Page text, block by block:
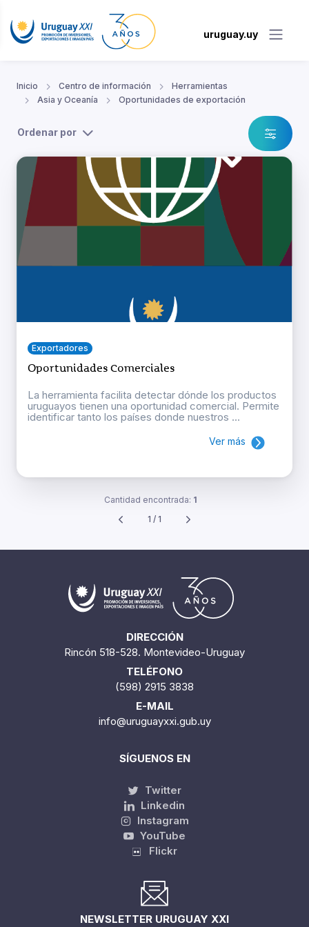
uruguay.uy
Inicio Centro de información
Herramientas
Asia y Oceanía
Oportunidades de exportación
Ordenar por
Exportadores
Oportunidades Comerciales
La herramienta facilita detectar dónde los productos
uruguayos tienen una oportunidad comercial. Permite
identificar tanto los países donde nuestros ...
Ver más
Cantidad encontrada: 1
1 / 1
DIRECCIÓN
Rincón 518-528. Montevideo-Uruguay
TELÉFONO
(598) 2915 3838
E-MAIL
info@uruguayxxi.gub.uy
SÍGUENOS EN
Twitter
Linkedin
Instagram
YouTube
Flickr
NEWSLETTER URUGUAY XXI